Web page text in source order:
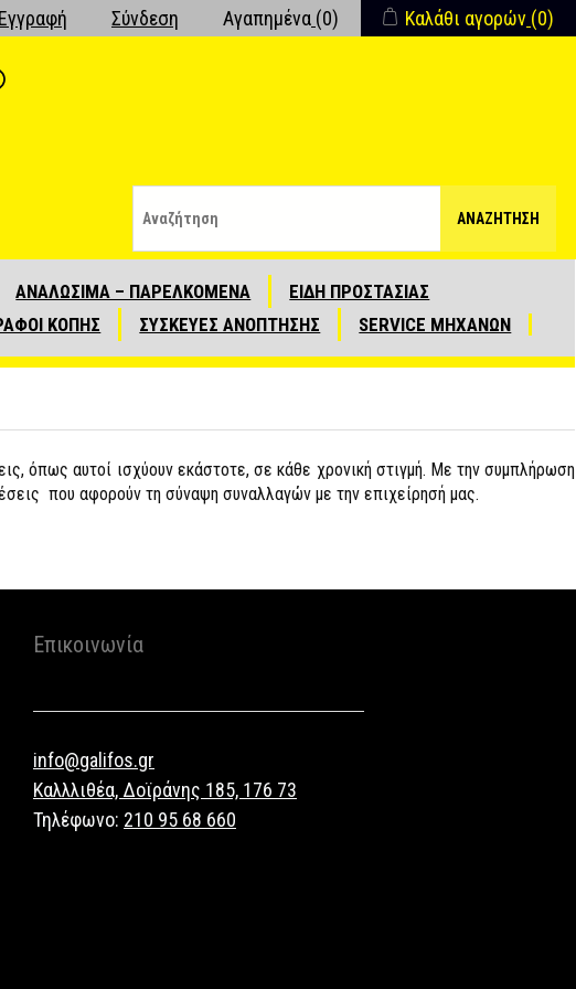
Εγγραφή Σύνδεση Αγαπημένα (0) Καλάθι αγορών (0)
ΑΝΑΖΉΤΗΣΗ
ΑΝΑΛΩΣΙΜΑ – ΠΑΡΕΛΚΟΜΕΝΑ
ΕΙΔΗ ΠΡΟΣΤΑΣΙΑΣ
ΚΟΠΗΣ ΣΥΣΚΕΥΕΣ ΑΝΟΠΤΗΣΗΣ SERVICE ΜΗΧΑΝΩΝ
όπως αυτοί ισχύουν εκάστοτε, σε κάθε χρονική στιγμή. Με την συμπλήρωση
που αφορούν τη σύναψη συναλλαγών με την επιχείρησή μας.
Επικοινωνία
info@galifos.gr
Καλλλιθέα, Δοϊράνης 185, 176 73
Τηλέφωνο: 210 95 68 660